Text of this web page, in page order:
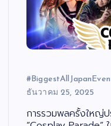
ธันวาคม 25, 2025
การรวมพลครั้งใหญ่ป